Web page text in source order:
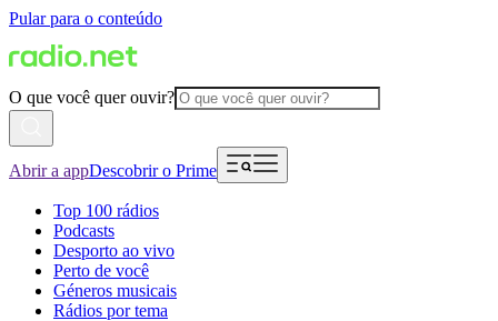
Pular para o conteúdo
O que você quer ouvir?
Abrir a appDescobrir o Prime
Top 100 rádios
Podcasts
Desporto ao vivo
Perto de você
Géneros musicais
Rádios por tema